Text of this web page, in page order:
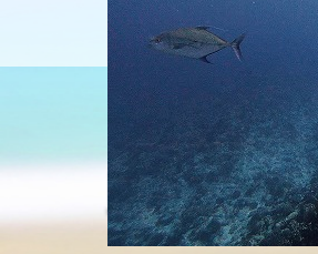
HOME
沖縄の海